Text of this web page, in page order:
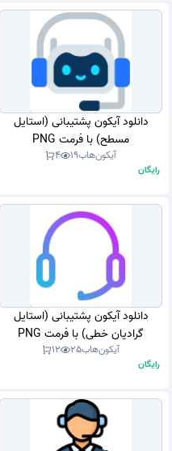
دانلود آیکون پشتیبانی (استایل
مسطح) با فرمت PNG
آیکون‌هاب19
4
رایگان
دانلود آیکون پشتیبانی (استایل
گرادیان خطی) با فرمت PNG
آیکون‌هاب25
12
رایگان